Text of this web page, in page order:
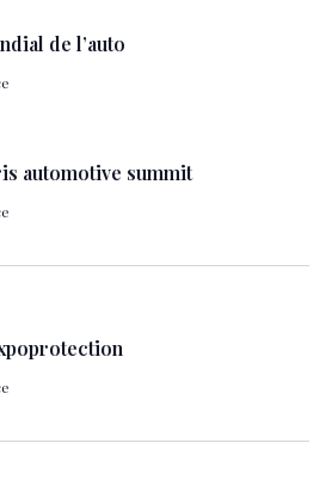
de l’auto
automotive summit